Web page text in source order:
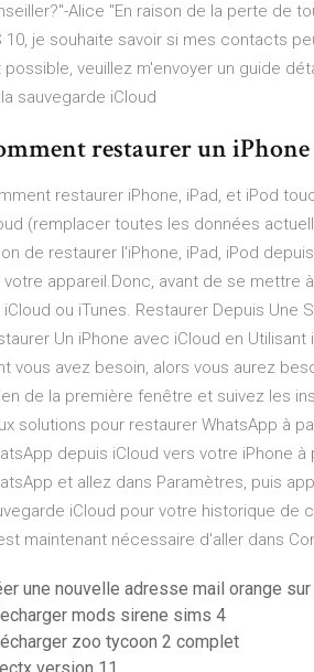
Alice "En raison de la perte de
10, je souhaite savoir si mes contacts
possible, veuillez m'envoyer un guide
sauvegarde iCloud
restaurer un
restaurer iPhone, iPad, et iPod
(remplacer toutes les données
de restaurer l'iPhone, iPad, iPod
votre appareil.Donc, avant de se mettre
iCloud ou iTunes. Restaurer Depuis Une
Un iPhone avec iCloud en
vous avez besoin, alors vous aurez
de la première fenêtre et suivez les
solutions pour restaurer WhatsApp à
depuis iCloud vers votre iPhone
et allez dans Paramètres, puis
iCloud pour votre historique de
maintenant nécessaire d'aller dans
une nouvelle adresse mail orange sur
mods sirene sims 4
zoo tycoon 2 complet